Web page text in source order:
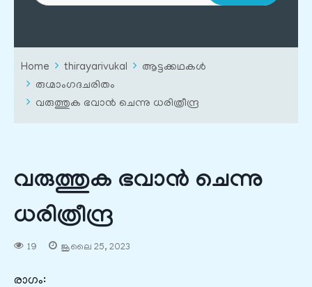
Home thirayarivukal
ആട്ടക്കഥകൾ
രുഗ്മാംഗദചരിതം
വരുത്തുക ഭവാന്‍ ചെന്നു ധരിത്രീന്ദ്ര
വരുത്തുക ഭവാന്‍ ചെന്നു
ധരിത്രീന്ദ്ര
19 ജൂലൈ 25, 2023
രാഗം: